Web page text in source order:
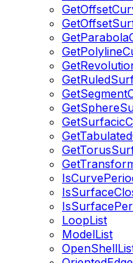
LoopList
ModelList